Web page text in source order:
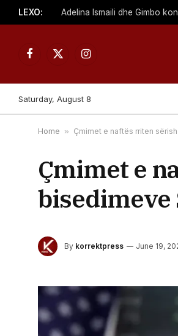
LEXO: Adelina Ismaili dhe Gimbo
Facebook
X
Instagram
Saturday, August 8
Home » Çmimet e naftës rriten
Çmimet e
bisedimeve
By korrektpress June 19,